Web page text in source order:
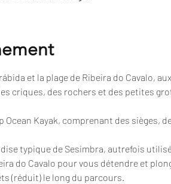
et la plage de Ribeira do Cavalo,
criques, des rochers et des petites
Kayak, comprenant des sièges,
typique de Sesimbra, autrefois
do Cavalo pour vous détendre et
(réduit) le long du parcours.